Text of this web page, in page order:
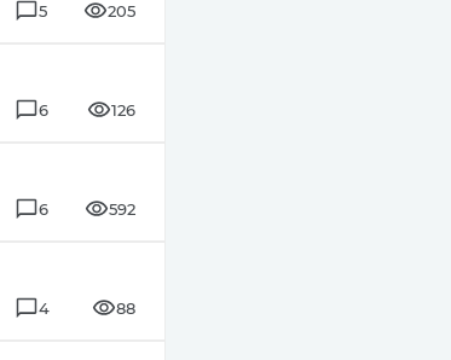
5 205
6 126
6 592
4 88